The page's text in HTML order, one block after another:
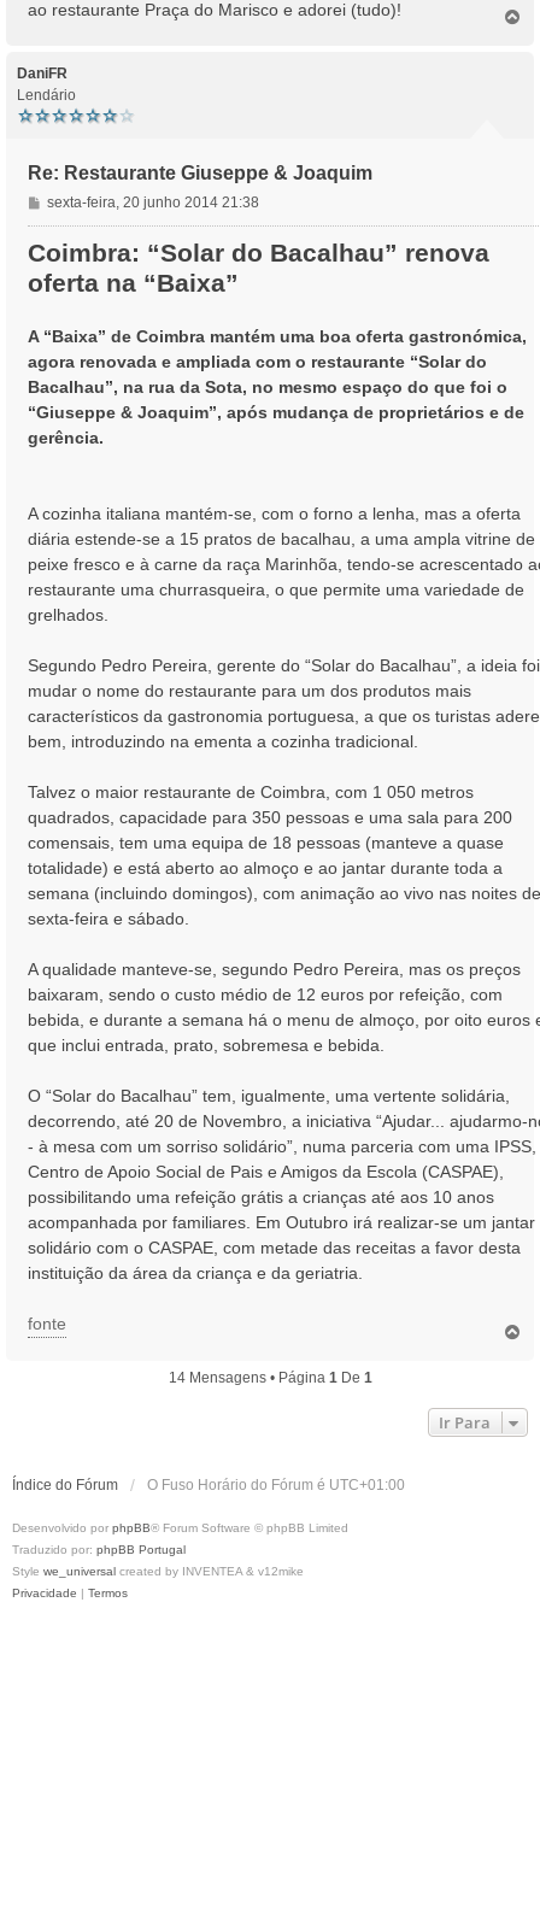
ao restaurante Praça do Marisco e adorei (tudo)!
DaniFR
Lendário
Re: Restaurante Giuseppe & Joaquim
M
e
n
s
a
e
sexta-feira, 20 junho 2014 21:38
Coimbra: “Solar do Bacalhau” renova
oferta na “Baixa”
A “Baixa” de Coimbra mantém uma boa oferta gastronómica,
agora renovada e ampliada com o restaurante “Solar do
Bacalhau”, na rua da Sota, no mesmo espaço do que foi o
“Giuseppe & Joaquim”, após mudança de proprietários e de
gerência.
A cozinha italiana mantém-se, com o forno a lenha, mas a oferta
diária estende-se a 15 pratos de bacalhau, a uma ampla vitrine de
peixe fresco e à carne da raça Marinhõa, tendo-se acrescentado
restaurante uma churrasqueira, o que permite uma variedade de
grelhados.
Segundo Pedro Pereira, gerente do “Solar do Bacalhau”, a ideia foi
mudar o nome do restaurante para um dos produtos mais
característicos da gastronomia portuguesa, a que os turistas
bem, introduzindo na ementa a cozinha tradicional.
Talvez o maior restaurante de Coimbra, com 1 050 metros
quadrados, capacidade para 350 pessoas e uma sala para 200
comensais, tem uma equipa de 18 pessoas (manteve a quase
totalidade) e está aberto ao almoço e ao jantar durante toda a
semana (incluindo domingos), com animação ao vivo nas noites de
sexta-feira e sábado.
A qualidade manteve-se, segundo Pedro Pereira, mas os preços
baixaram, sendo o custo médio de 12 euros por refeição, com
bebida, e durante a semana há o menu de almoço, por oito euros
que inclui entrada, prato, sobremesa e bebida.
O “Solar do Bacalhau” tem, igualmente, uma vertente solidária,
decorrendo, até 20 de Novembro, a iniciativa “Ajudar... ajudarmo-
- à mesa com um sorriso solidário”, numa parceria com uma IPSS,
Centro de Apoio Social de Pais e Amigos da Escola (CASPAE),
possibilitando uma refeição grátis a crianças até aos 10 anos
acompanhada por familiares. Em Outubro irá realizar-se um jantar
solidário com o CASPAE, com metade das receitas a favor desta
instituição da área da criança e da geriatria.
fonte
14 Mensagens • Página 1De 1
Ir Para
Índice do Fórum O Fuso Horário do Fórum é UTC+01:00
Desenvolvido por phpBB® Forum Software © phpBB Limited
Traduzido por: phpBB Portugal
Style we_universal created by INVENTEA & v12mike
Privacidade | Termos